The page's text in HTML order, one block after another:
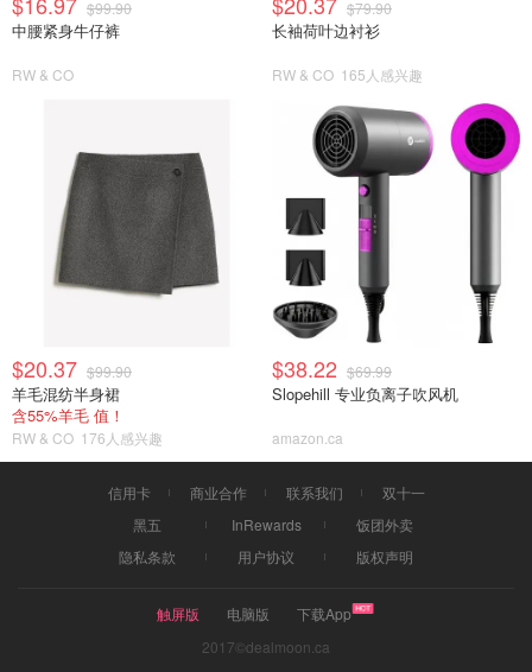
$99.90
中腰紧身牛仔裤
RW & CO
$79.90
长袖荷叶边衬衫
RW & CO 165人感兴趣
$20.37 $99.90
羊毛混纺半身裙
含55%羊毛 值！
RW & CO 176人感兴趣
$38.22 $69.99
Slopehill 专业负离子吹风机
amazon.ca
信用卡 商业合作 联系我们
双十一
黑五
InRewards
饭团外卖
隐私条款
用户协议 版权声明
触屏版 电脑版
下载App
2017©dealmoon.ca